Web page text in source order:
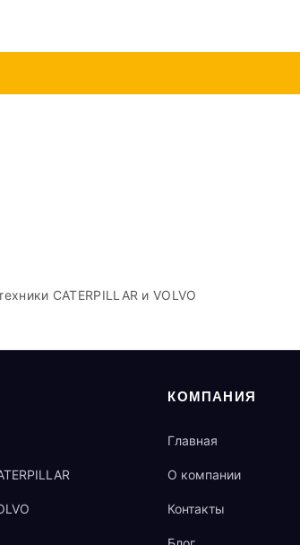
CATERPILLAR и VOLVO
КОМПАНИЯ
Главная
О компании
Контакты